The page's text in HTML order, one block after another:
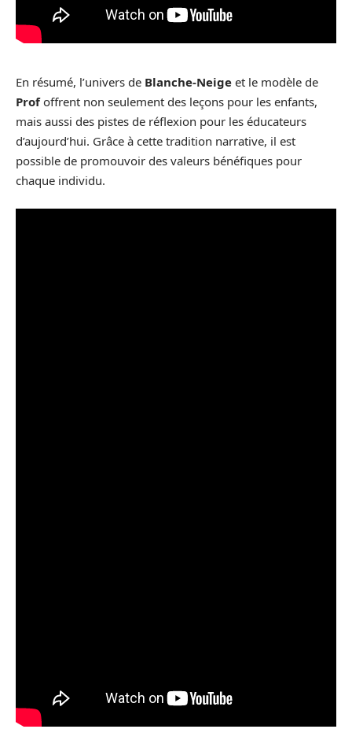
En résumé, l’univers de Blanche-Neige et le modèle de
Profoffrent non seulement des leçons pour les enfants,
mais aussi des pistes de réflexion pour les éducateurs
d’aujourd’hui. Grâce à cette tradition narrative, il est
possible de promouvoir des valeurs bénéfiques pour
chaque individu.